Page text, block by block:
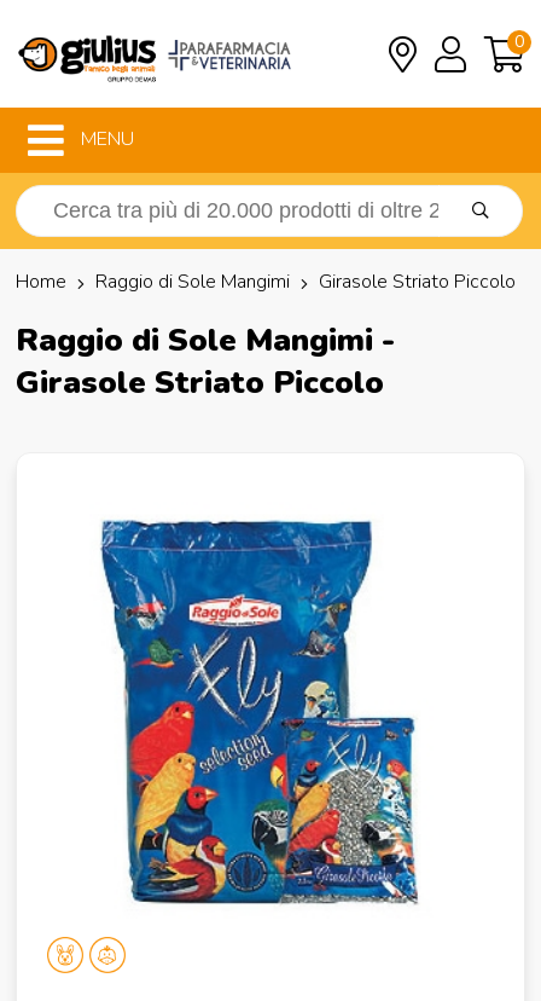
0
MENU
Home Raggio di Sole Mangimi Girasole Striato Piccolo
Raggio di Sole Mangimi -
Girasole Striato Piccolo